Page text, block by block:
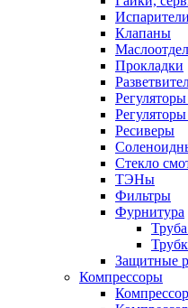
Клапаны
Прокладки
Ресиверы
Стекло
ТЭНы
Фильтры
Фурнитура
Защитные
Компрессоры